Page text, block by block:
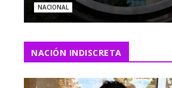
NACIONAL
NACIÓN INDISCRETA